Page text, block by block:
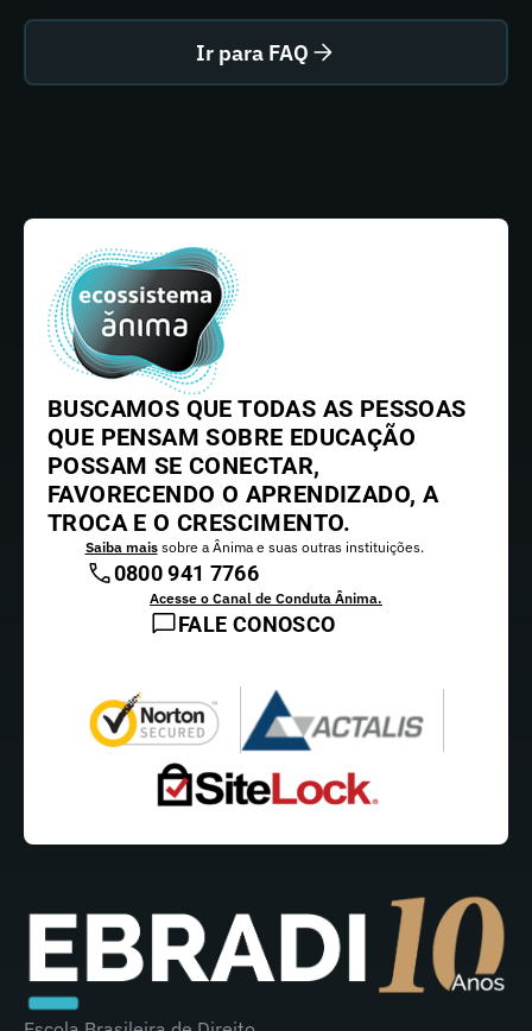
Ir para FAQ
BUSCAMOS QUE TODAS AS PESSOAS
QUE PENSAM SOBRE EDUCAÇÃO
POSSAM SE CONECTAR,
FAVORECENDO O APRENDIZADO, A
TROCA E O CRESCIMENTO.
Saiba maissobre a Ânima e suas outras instituições.
0800 941 7766
Acesse o Canal de Conduta Ânima.
FALE CONOSCO